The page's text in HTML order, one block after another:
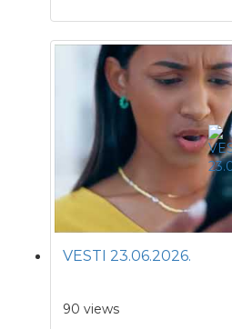
VESTI 23.06.2026.
90 views